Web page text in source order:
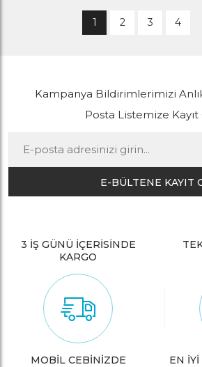
1 2 3 4
Kampanya Bildirimlerimizi
Posta Listemize Kayıt
E-BÜLTENE KAYIT
3 İŞ GÜNÜ İÇERİSİNDE
KARGO
MOBİL CEBİNİZDE EN